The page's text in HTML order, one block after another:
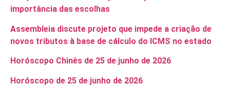
importância das escolhas
Assembleia discute projeto que impede a criação de
novos tributos à base de cálculo do ICMS no estado
Horóscopo Chinês de 25 de junho de 2026
Horóscopo de 25 de junho de 2026